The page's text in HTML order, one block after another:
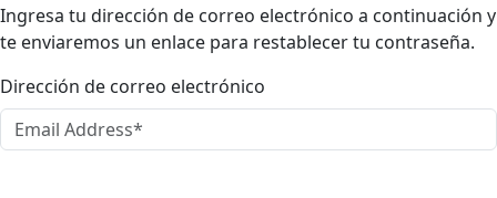
Ingresa tu dirección de correo electrónico a continuación y
te enviaremos un enlace para restablecer tu contraseña.
Dirección de correo electrónico